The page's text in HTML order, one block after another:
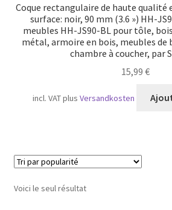
Coque rectangulaire de haute qualité
surface: noir, 90 mm (3.6 ») HH-
meubles HH-JS90-BL pour tôle,
métal, armoire en bois, meubles de
chambre à coucher, par
15,99 €
incl. VATplusVersandkosten
Voici le seul résultat